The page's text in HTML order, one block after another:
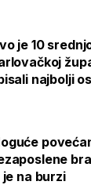
je 10
najbolji
je na burzi